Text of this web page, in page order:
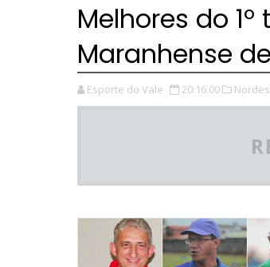
Melhores do
Maranhense
Esporte do Vale 20:16:00